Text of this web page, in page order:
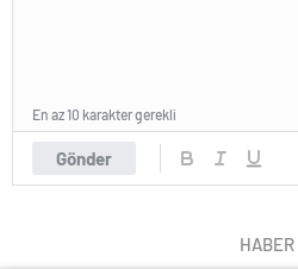
Gönder
En az 10 karakter gerekli
HABER